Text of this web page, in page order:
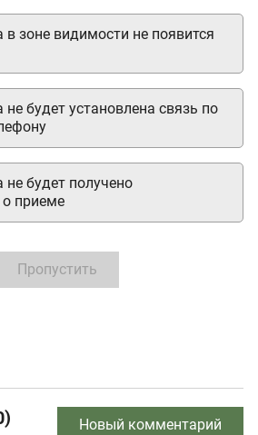
в зоне видимости не появится
не будет установлена связь по
не будет получено
приеме
Пропустить
Новый комментарий